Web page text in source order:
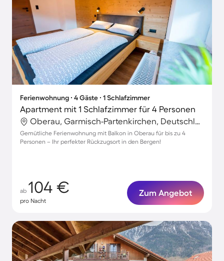
Ferienwohnung ∙ 4 Gäste ∙ 1 Schlafzimmer
Apartment mit 1 Schlafzimmer für 4 Personen
Oberau, Garmisch-Partenkirchen, Deutschland
Gemütliche Ferienwohnung mit Balkon in Oberau für bis zu 4
Personen – Ihr perfekter Rückzugsort in den Bergen!
ab 104 €
pro Nacht
Zum Angebot